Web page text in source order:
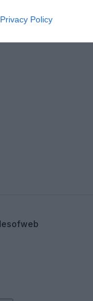
Privacy Policy